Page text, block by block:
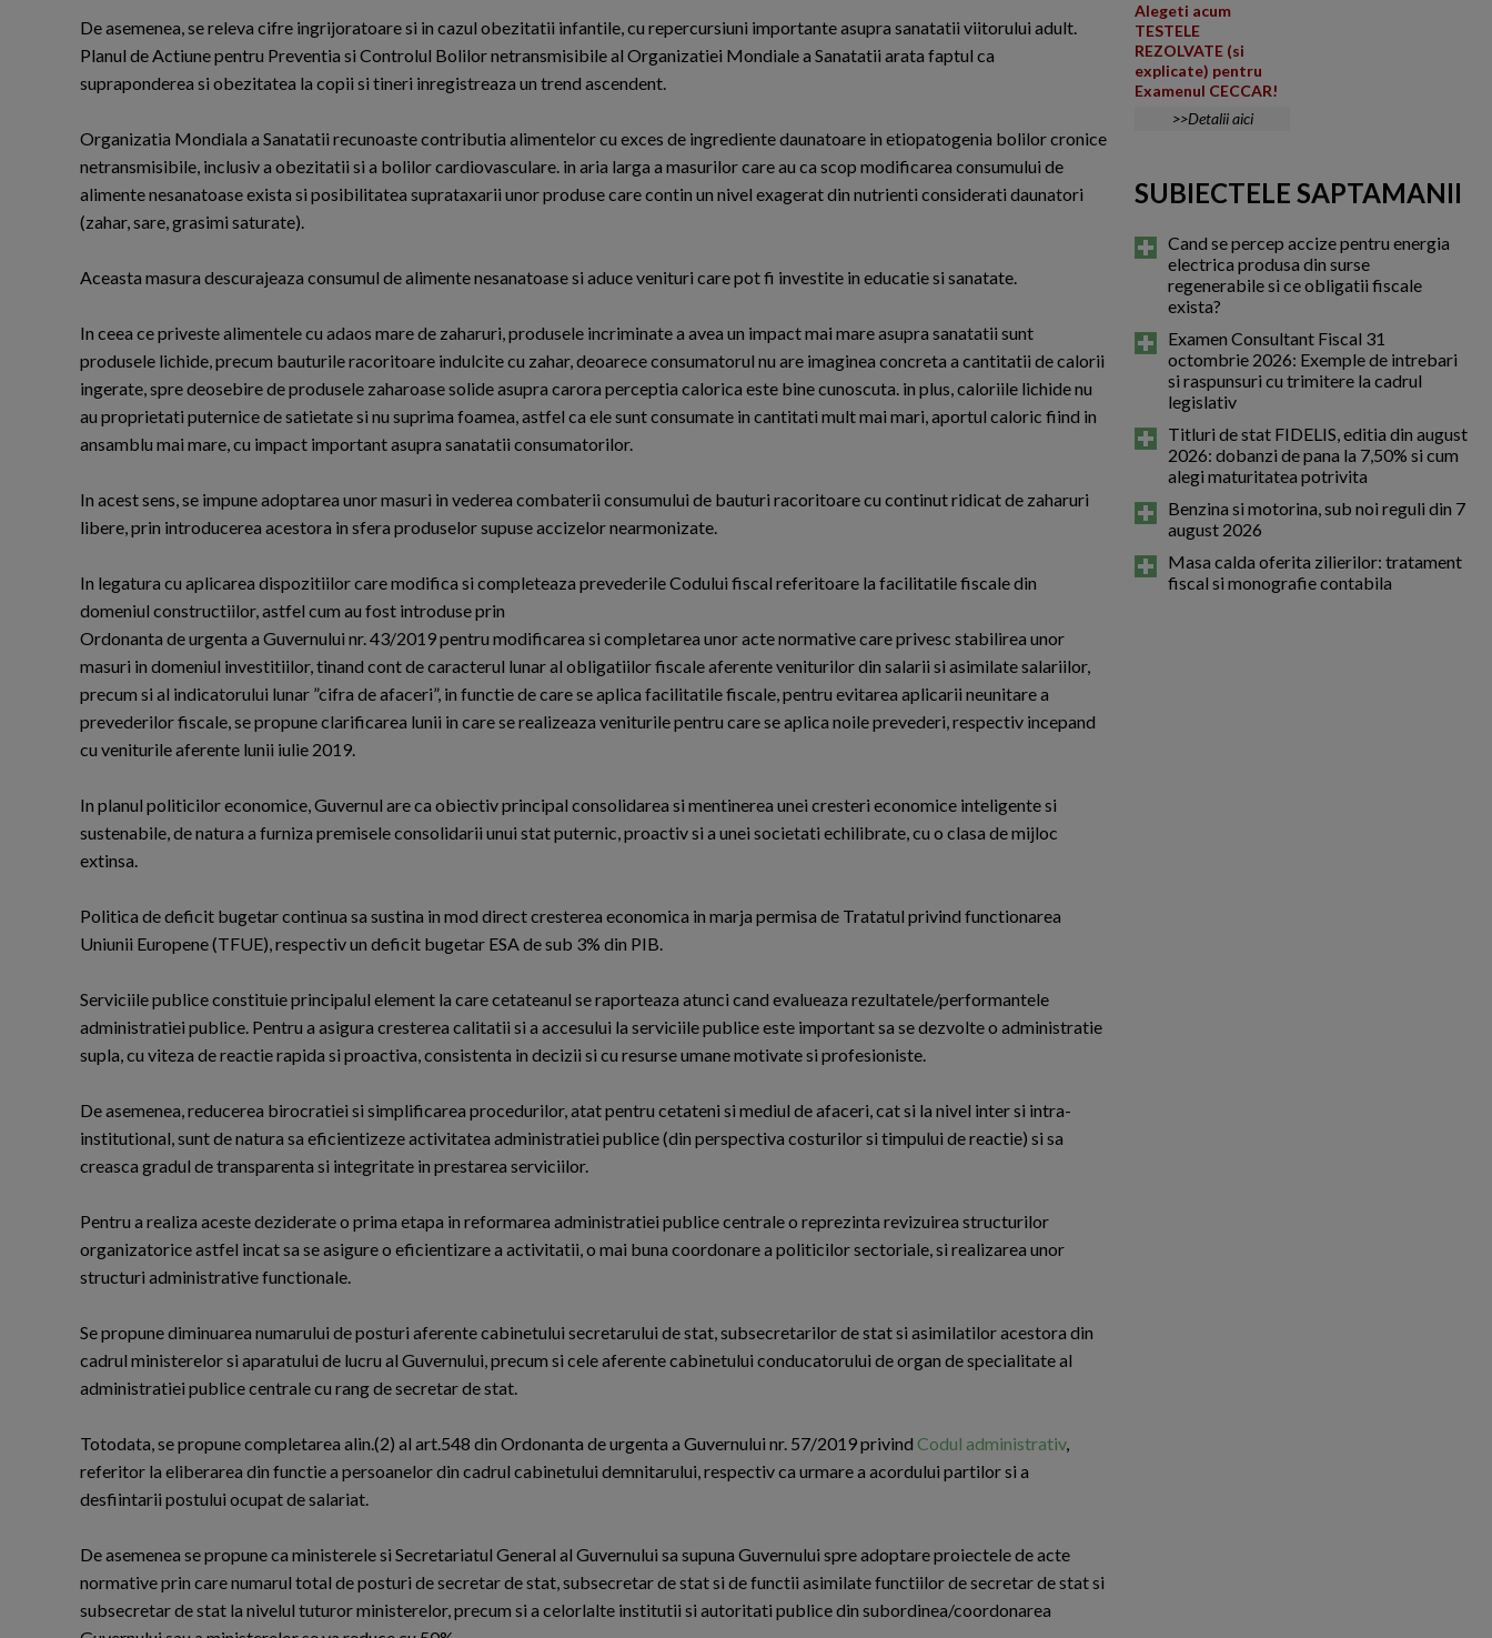
De asemenea, se releva cifre ingrijoratoare si in cazul obezitatii infantile, cu repercursiuni importante asupra sanatatii viitorului adult.
Planul de Actiune pentru Preventia si Controlul Bolilor netransmisibile al Organizatiei Mondiale a Sanatatii arata faptul ca
supraponderea si obezitatea la copii si tineri inregistreaza un trend ascendent.
Organizatia Mondiala a Sanatatii recunoaste contributia alimentelor cu exces de ingrediente daunatoare in etiopatogenia bolilor cronice
netransmisibile, inclusiv a obezitatii si a bolilor cardiovasculare. in aria larga a masurilor care au ca scop modificarea consumului de
alimente nesanatoase exista si posibilitatea suprataxarii unor produse care contin un nivel exagerat din nutrienti considerati daunatori
(zahar, sare, grasimi saturate).
Aceasta masura descurajeaza consumul de alimente nesanatoase si aduce venituri care pot fi investite in educatie si sanatate.
In ceea ce priveste alimentele cu adaos mare de zaharuri, produsele incriminate a avea un impact mai mare asupra sanatatii sunt
produsele lichide, precum bauturile racoritoare indulcite cu zahar, deoarece consumatorul nu are imaginea concreta a cantitatii de calorii
ingerate, spre deosebire de produsele zaharoase solide asupra carora perceptia calorica este bine cunoscuta. in plus, caloriile lichide nu
au proprietati puternice de satietate si nu suprima foamea, astfel ca ele sunt consumate in cantitati mult mai mari, aportul caloric fiind in
ansamblu mai mare, cu impact important asupra sanatatii consumatorilor.
In acest sens, se impune adoptarea unor masuri in vederea combaterii consumului de bauturi racoritoare cu continut ridicat de zaharuri
libere, prin introducerea acestora in sfera produselor supuse accizelor nearmonizate.
In legatura cu aplicarea dispozitiilor care modifica si completeaza prevederile Codului fiscal referitoare la facilitatile fiscale din
domeniul constructiilor, astfel cum au fost introduse prin
Ordonanta de urgenta a Guvernului nr. 43/2019 pentru modificarea si completarea unor acte normative care privesc stabilirea unor
masuri in domeniul investitiilor, tinand cont de caracterul lunar al obligatiilor fiscale aferente veniturilor din salarii si asimilate salariilor,
precum si al indicatorului lunar ”cifra de afaceri”, in functie de care se aplica facilitatile fiscale, pentru evitarea aplicarii neunitare a
prevederilor fiscale, se propune clarificarea lunii in care se realizeaza veniturile pentru care se aplica noile prevederi, respectiv incepand
cu veniturile aferente lunii iulie 2019.
In planul politicilor economice, Guvernul are ca obiectiv principal consolidarea si mentinerea unei cresteri economice inteligente si
sustenabile, de natura a furniza premisele consolidarii unui stat puternic, proactiv si a unei societati echilibrate, cu o clasa de mijloc
extinsa.
Politica de deficit bugetar continua sa sustina in mod direct cresterea economica in marja permisa de Tratatul privind functionarea
Uniunii Europene (TFUE), respectiv un deficit bugetar ESA de sub 3% din PIB.
Serviciile publice constituie principalul element la care cetateanul se raporteaza atunci cand evalueaza rezultatele/performantele
administratiei publice. Pentru a asigura cresterea calitatii si a accesului la serviciile publice este important sa se dezvolte o administratie
supla, cu viteza de reactie rapida si proactiva, consistenta in decizii si cu resurse umane motivate si profesioniste.
De asemenea, reducerea birocratiei si simplificarea procedurilor, atat pentru cetateni si mediul de afaceri, cat si la nivel inter si intra-
institutional, sunt de natura sa eficientizeze activitatea administratiei publice (din perspectiva costurilor si timpului de reactie) si sa
creasca gradul de transparenta si integritate in prestarea serviciilor.
Pentru a realiza aceste deziderate o prima etapa in reformarea administratiei publice centrale o reprezinta revizuirea structurilor
organizatorice astfel incat sa se asigure o eficientizare a activitatii, o mai buna coordonare a politicilor sectoriale, si realizarea unor
structuri administrative functionale.
Se propune diminuarea numarului de posturi aferente cabinetului secretarului de stat, subsecretarilor de stat si asimilatilor acestora din
cadrul ministerelor si aparatului de lucru al Guvernului, precum si cele aferente cabinetului conducatorului de organ de specialitate al
administratiei publice centrale cu rang de secretar de stat.
Totodata, se propune completarea alin.(2) al art.548 din Ordonanta de urgenta a Guvernului nr. 57/2019 privind Codul administrativ,
referitor la eliberarea din functie a persoanelor din cadrul cabinetului demnitarului, respectiv ca urmare a acordului partilor si a
desfiintarii postului ocupat de salariat.
De asemenea se propune ca ministerele si Secretariatul General al Guvernului sa supuna Guvernului spre adoptare proiectele de acte
normative prin care numarul total de posturi de secretar de stat, subsecretar de stat si de functii asimilate functiilor de secretar de stat si
subsecretar de stat la nivelul tuturor ministerelor, precum si a celorlalte institutii si autoritati publice din subordinea/coordonarea
Alegeti acum
TESTELE
REZOLVATE (si
explicate) pentru
Examenul CECCAR!
>>Detalii aici
SUBIECTELE SAPTAMANII
Cand se percep accize pentru energia
electrica produsa din surse
regenerabile si ce obligatii fiscale
exista?
Examen Consultant Fiscal 31
octombrie 2026: Exemple de intrebari
si raspunsuri cu trimitere la cadrul
legislativ
Titluri de stat FIDELIS, editia din august
2026: dobanzi de pana la 7,50% si cum
alegi maturitatea potrivita
Benzina si motorina, sub noi reguli din 7
august 2026
Masa calda oferita zilierilor: tratament
fiscal si monografie contabila